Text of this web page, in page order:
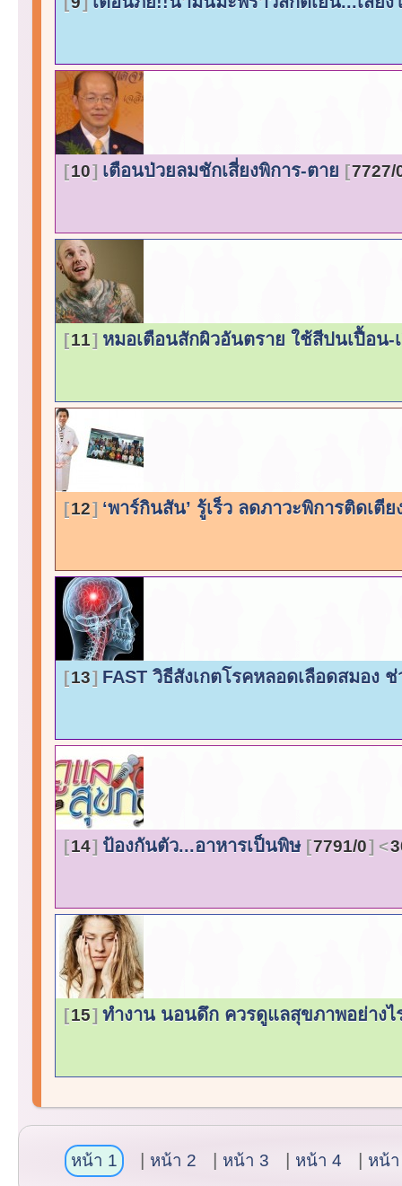
10 เตือนป่วยลมชักเสี่ยงพิการ-ตาย 7727/
11 หมอเตือนสักผิวอันตราย ใช้สีปนเปื้อน-
12 ‘พาร์กินสัน’ รู้เร็ว ลดภาวะพิการติดเตี
13 FAST วิธีสังเกตโรคหลอดเลือดสมอง
14 ป้องกันตัว...อาหารเป็นพิษ 7791/0
15 ทำงาน นอนดึก ควรดูแลสุขภาพอย่าง
หน้า 1 หน้า 2 หน้า 3 หน้า 4 หน้